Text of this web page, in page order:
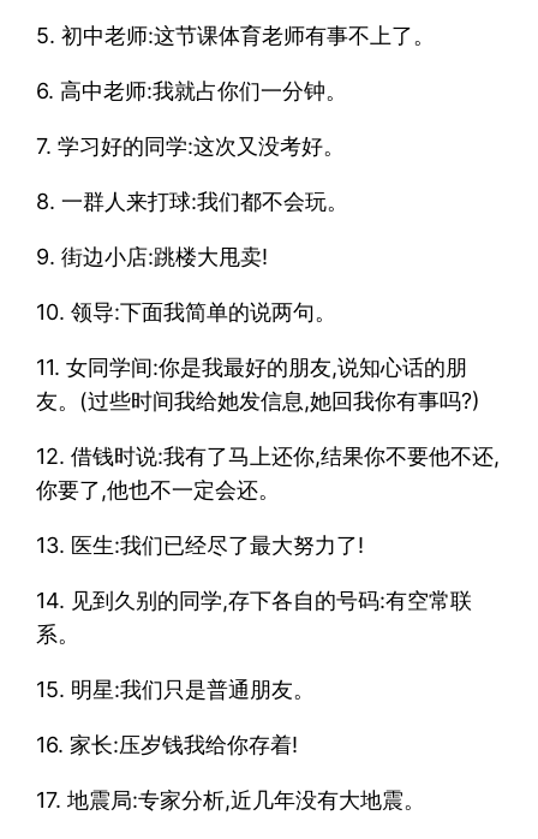
5. 初中老师:这节课体育老师有事不上了。
6. 高中老师:我就占你们一分钟。
7. 学习好的同学:这次又没考好。
8. 一群人来打球:我们都不会玩。
9. 街边小店:跳楼大甩卖!
10. 领导:下面我简单的说两句。
11. 女同学间:你是我最好的朋友,说知心话的朋
友。(过些时间我给她发信息,她回我你有事吗?)
12. 借钱时说:我有了马上还你,结果你不要他不还,
你要了,他也不一定会还。
13. 医生:我们已经尽了最大努力了!
14. 见到久别的同学,存下各自的号码:有空常联
系。
15. 明星:我们只是普通朋友。
16. 家长:压岁钱我给你存着!
17. 地震局:专家分析,近几年没有大地震。